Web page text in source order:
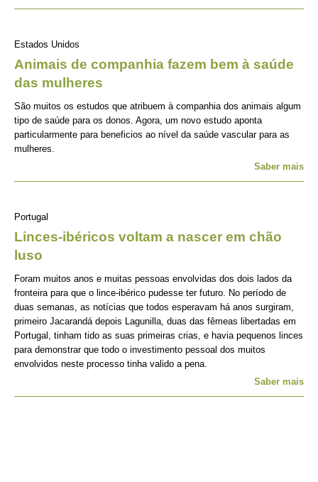
Estados Unidos
Animais de companhia fazem bem à saúde
das mulheres
São muitos os estudos que atribuem à companhia dos animais algum
tipo de saúde para os donos. Agora, um novo estudo aponta
particularmente para beneficios ao nível da saúde vascular para as
mulheres.
Saber mais
Portugal
Linces-ibéricos voltam a nascer em chão
luso
Foram muitos anos e muitas pessoas envolvidas dos dois lados da
fronteira para que o lince-ibérico pudesse ter futuro. No período de
duas semanas, as notícias que todos esperavam há anos surgiram,
primeiro Jacarandá depois Lagunilla, duas das fêmeas libertadas em
Portugal, tinham tido as suas primeiras crias, e havia pequenos linces
para demonstrar que todo o investimento pessoal dos muitos
envolvidos neste processo tinha valido a pena.
Saber mais